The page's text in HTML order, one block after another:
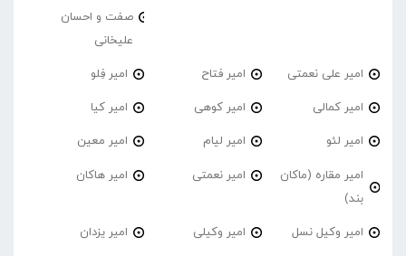
صفت و احسان
علیخانی
امیر علی نعمتی امیر فتاح امیر فِلو
امیر کمالی امیر کوهی امیر کیا
امیر لئو امیر لیام امیر معین
امیر مقاره (ماکان
بند)
امیر نعمتی امیر هاکان
امیر وکیل نسل امیر وکیلی امیر یزدان